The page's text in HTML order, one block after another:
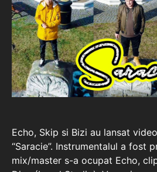
Echo, Skip si Bizi au lansat
“Saracie”. Instrumentalul a fost
mix/master s-a ocupat Echo,